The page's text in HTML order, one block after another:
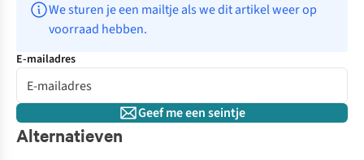
We sturen je een mailtje als we dit artikel weer op
voorraad hebben.
E-mailadres
Geef me een seintje
Alternatieven